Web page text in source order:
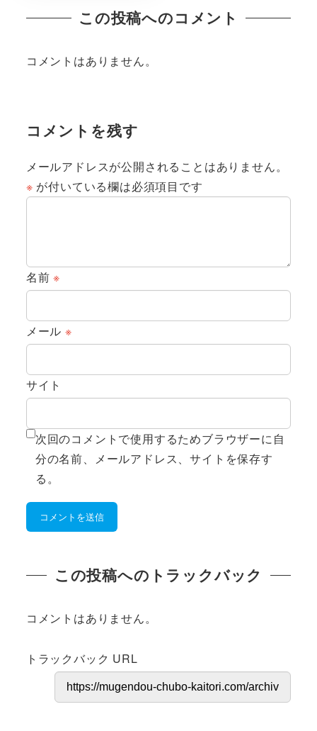
この投稿へのコメント
コメントはありません。
コメントを残す
メールアドレスが公開されることはありません。
※ が付いている欄は必須項目です
名前※
メール ※
サイト
次回のコメントで使用するためブラウザーに自
分の名前、メールアドレス、サイトを保存す
る。
この投稿へのトラックバック
コメントはありません。
トラックバック URL